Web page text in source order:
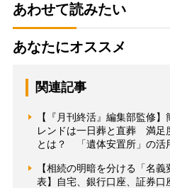
あわせて読みたい
あなたにオススメ
関連記事
【『月刊終活』編集部監修
レンドは一日葬と直葬 満足
とは？ 「遺体安置所」の活
【相続の明暗を分ける「名
表】自宅、銀行口座、証券口